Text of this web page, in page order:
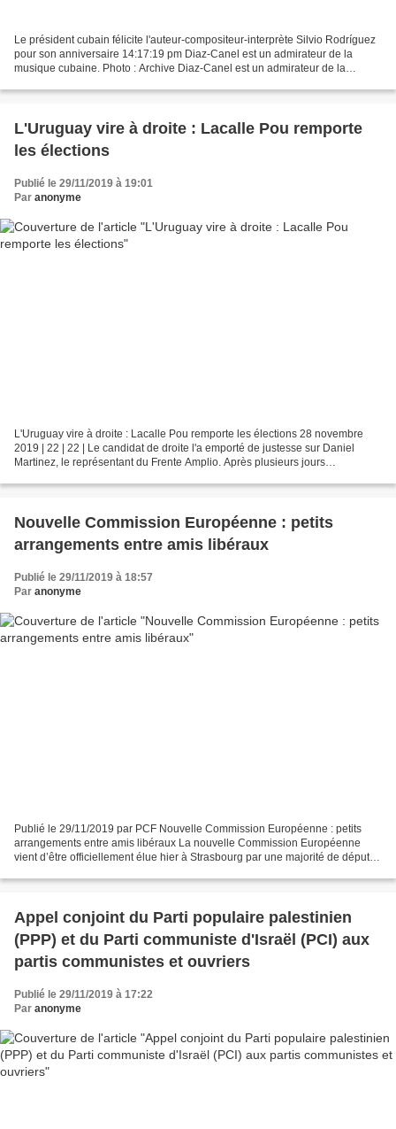
Le président cubain félicite l'auteur-compositeur-interprète Silvio Rodríguez
pour son anniversaire 14:17:19 pm Diaz-Canel est un admirateur de la
musique cubaine. Photo : Archive Diaz-Canel est un admirateur de la
L'Uruguay vire à droite : Lacalle Pou remporte
les élections
Publié le 29/11/2019 à 19:01
Par anonyme
L'Uruguay vire à droite : Lacalle Pou remporte les élections 28 novembre
2019 | 22 | 22 | Le candidat de droite l'a emporté de justesse sur Daniel
Martinez, le représentant du Frente Amplio. Après plusieurs jours
Nouvelle Commission Européenne : petits
arrangements entre amis libéraux
Publié le 29/11/2019 à 18:57
Par anonyme
Publié le 29/11/2019 par PCF Nouvelle Commission Européenne : petits
arrangements entre amis libéraux La nouvelle Commission Européenne
vient d’être officiellement élue hier à Strasbourg par une majorité de députés
Appel conjoint du Parti populaire palestinien
(PPP) et du Parti communiste d'Israël (PCI) aux
partis communistes et ouvriers
Publié le 29/11/2019 à 17:22
Par anonyme